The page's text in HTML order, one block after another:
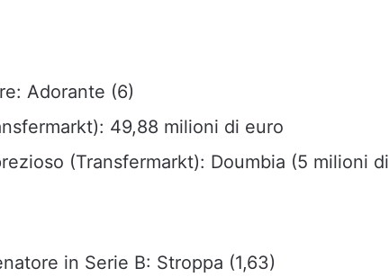
Adorante (6)
49,88 milioni di euro
(Transfermarkt): Doumbia (5 milioni di
in Serie B: Stroppa (1,63)